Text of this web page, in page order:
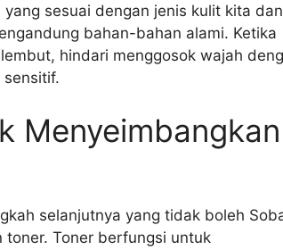
sesuai dengan jenis kulit kita dan
bahan-bahan alami. Ketika
hindari menggosok wajah
sensitif.
Menyeimbangkan
selanjutnya yang tidak boleh
Toner berfungsi untuk